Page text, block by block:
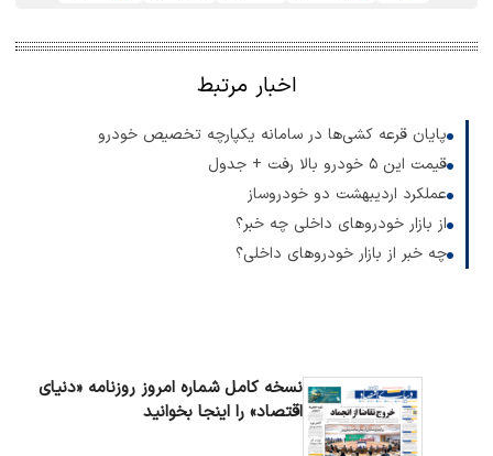
اخبار مرتبط
پایان قرعه کشی‌ها در سامانه یکپارچه تخصیص خودرو
قیمت این ۵ خودرو بالا رفت + جدول
عملکرد اردیبهشت دو خودروساز
از بازار خودروهای داخلی چه خبر؟
چه خبر از بازار خودروهای داخلی؟
نسخه کامل شماره امروز روزنامه «دنیای‌
اقتصاد» را اینجا بخوانید